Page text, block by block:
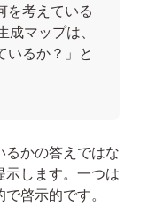
を考えている
マップは、
いるか？」と
るかの答えではな
示します。一つは
啓示的です。